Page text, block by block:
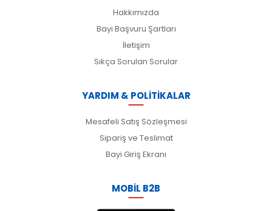
Hakkımızda
Bayi Başvuru Şartları
İletişim
Sıkça Sorulan Sorular
YARDIM & POLİTİKALAR
Mesafeli Satış Sözleşmesi
Sipariş ve Teslimat
Bayi Giriş Ekranı
MOBİL B2B